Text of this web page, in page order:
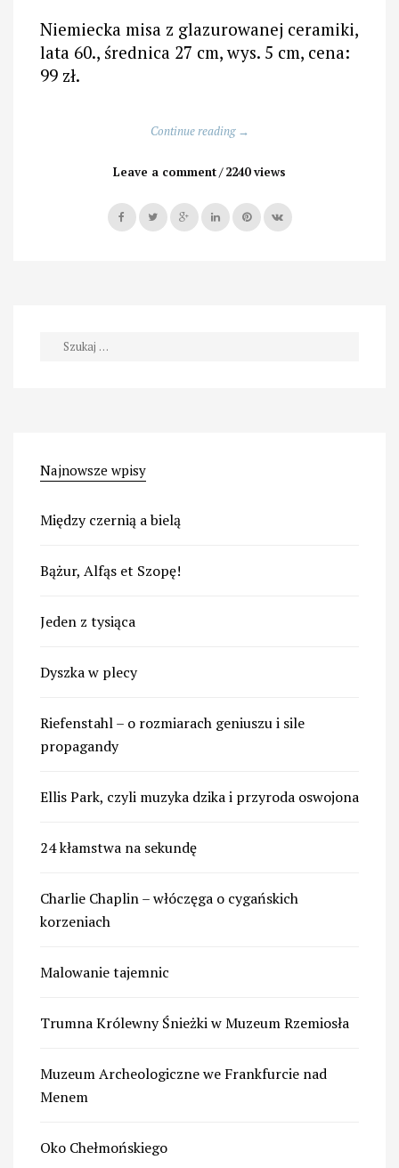
Niemiecka misa z glazurowanej ceramiki,
lata 60., średnica 27 cm, wys. 5 cm, cena:
99 zł.
Continue reading „Ceramika
lat
i
70.”
→
Leave a comment 2240 views
Szukaj:
Najnowsze wpisy
Między czernią a bielą
Bążur, Alfąs et Szopę!
Jeden z tysiąca
Dyszka w plecy
Riefenstahl – o rozmiarach geniuszu i sile
propagandy
Ellis Park, czyli muzyka dzika i przyroda oswojona
24 kłamstwa na sekundę
Charlie Chaplin – włóczęga o cygańskich
korzeniach
Malowanie tajemnic
Trumna Królewny Śnieżki w Muzeum Rzemiosła
Muzeum Archeologiczne we Frankfurcie nad
Menem
Oko Chełmońskiego